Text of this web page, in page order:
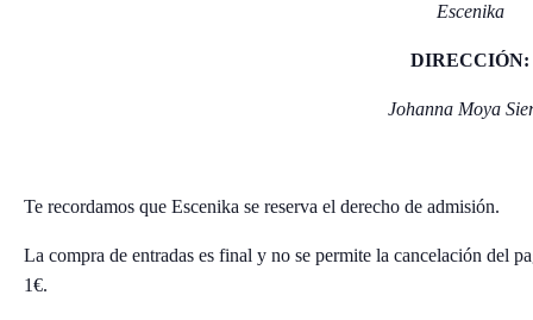
Escenika
DIRECCIÓN:
Johanna Moya
Te recordamos que Escenika se reserva el derecho de admisión.
La compra de entradas es final y no se permite la cancelación del
1€.